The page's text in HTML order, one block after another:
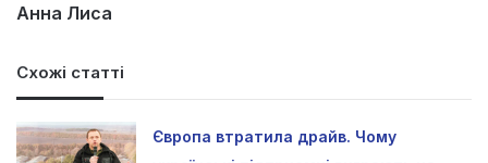
Анна Лиса
Схожі статті
Європа втратила драйв. Чому